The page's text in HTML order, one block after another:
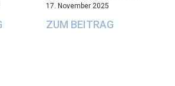
17. November 2025
ZUM BEITRAG